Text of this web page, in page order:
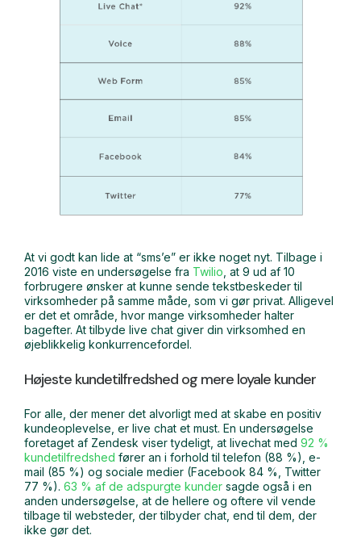
At vi godt kan lide at “sms’e” er ikke noget nyt. Tilbage i
2016 viste en undersøgelse fra Twilio , at 9 ud af 10
forbrugere ønsker at kunne sende tekstbeskeder til
virksomheder på samme måde, som vi gør privat. Alligevel
er det et område, hvor mange virksomheder halter
bagefter. At tilbyde live chat giver din virksomhed en
øjeblikkelig konkurrencefordel.
Højeste kundetilfredshed og mere loyale kunder
For alle, der mener det alvorligt med at skabe en positiv
kundeoplevelse, er live chat et must. En undersøgelse
foretaget af Zendesk viser tydeligt, at livechat med 92 %
kundetilfredshed fører an i forhold til telefon (88 %), e-
mail (85 %) og sociale medier (Facebook 84 %, Twitter
77 %). 63 % af de adspurgte kunder sagde også i en
anden undersøgelse, at de hellere og oftere vil vende
tilbage til websteder, der tilbyder chat, end til dem, der
ikke gør det.